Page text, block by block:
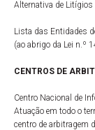
Alternativa de Litígios
Lista das Entidades
(ao abrigo da Lei n.º
CENTROS DE
Centro Nacional de
Atuação em todo o
centro de arbitragem